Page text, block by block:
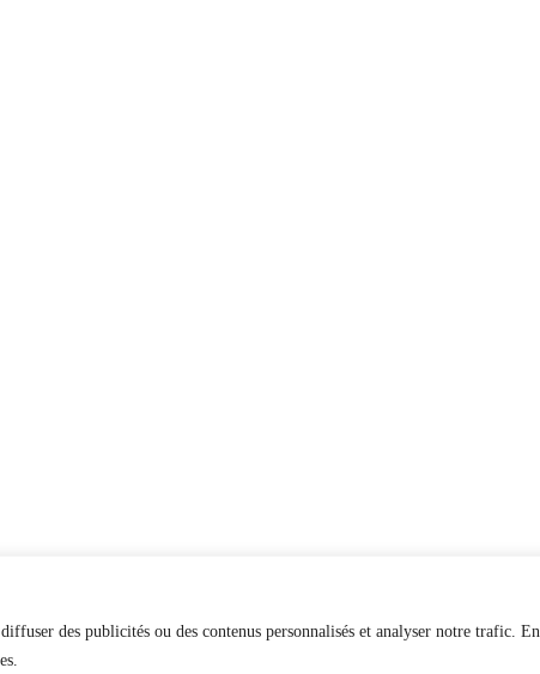
des publicités ou des contenus personnalisés et analyser notre trafic. En